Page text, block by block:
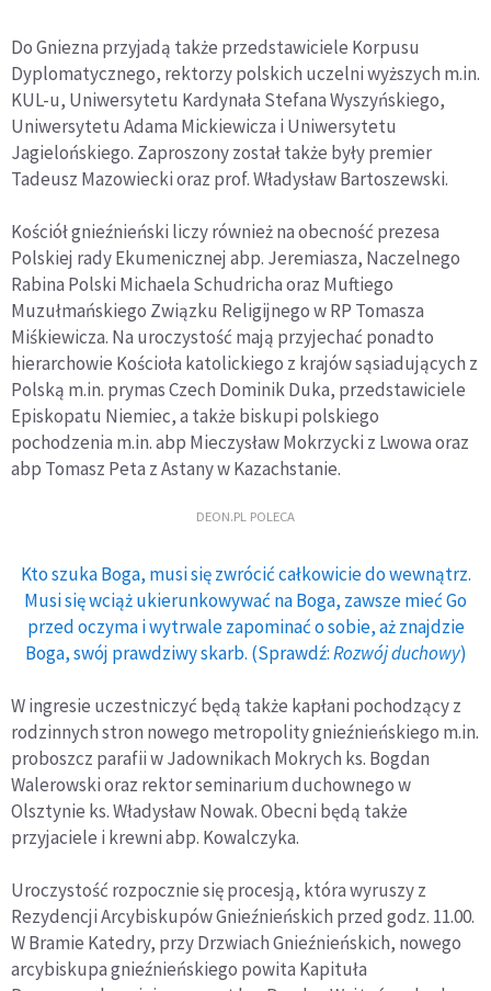
Do Gniezna przyjadą także przedstawiciele Korpusu
Dyplomatycznego, rektorzy polskich uczelni wyższych m.in.
KUL-u, Uniwersytetu Kardynała Stefana Wyszyńskiego,
Uniwersytetu Adama Mickiewicza i Uniwersytetu
Jagielońskiego. Zaproszony został także były premier
Tadeusz Mazowiecki oraz prof. Władysław Bartoszewski.
Kościół gnieźnieński liczy również na obecność prezesa
Polskiej rady Ekumenicznej abp. Jeremiasza, Naczelnego
Rabina Polski Michaela Schudricha oraz Muftiego
Muzułmańskiego Związku Religijnego w RP Tomasza
Miśkiewicza. Na uroczystość mają przyjechać ponadto
hierarchowie Kościoła katolickiego z krajów sąsiadujących z
Polską m.in. prymas Czech Dominik Duka, przedstawiciele
Episkopatu Niemiec, a także biskupi polskiego
pochodzenia m.in. abp Mieczysław Mokrzycki z Lwowa oraz
abp Tomasz Peta z Astany w Kazachstanie.
DEON.PL POLECA
Kto szuka Boga, musi się zwrócić całkowicie do wewnątrz.
Musi się wciąż ukierunkowywać na Boga, zawsze mieć Go
przed oczyma i wytrwale zapominać o sobie, aż znajdzie
Boga, swój prawdziwy skarb. (Sprawdź:Rozwój duchowy)
W ingresie uczestniczyć będą także kapłani pochodzący z
rodzinnych stron nowego metropolity gnieźnieńskiego m.in.
proboszcz parafii w Jadownikach Mokrych ks. Bogdan
Walerowski oraz rektor seminarium duchownego w
Olsztynie ks. Władysław Nowak. Obecni będą także
przyjaciele i krewni abp. Kowalczyka.
Uroczystość rozpocznie się procesją, która wyruszy z
Rezydencji Arcybiskupów Gnieźnieńskich przed godz. 11.00.
W Bramie Katedry, przy Drzwiach Gnieźnieńskich, nowego
arcybiskupa gnieźnieńskiego powita Kapituła